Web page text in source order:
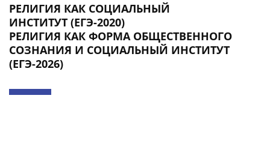
РЕЛИГИЯ КАК СОЦИАЛЬНЫЙ
ИНСТИТУТ (ЕГЭ-2020)
РЕЛИГИЯ КАК ФОРМА ОБЩЕСТВЕННОГО
СОЗНАНИЯ И СОЦИАЛЬНЫЙ ИНСТИТУТ
(ЕГЭ-2026)